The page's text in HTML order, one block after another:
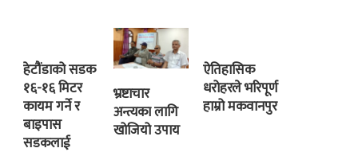
हेटौंडाको सडक
१६-१६ मिटर
कायम गर्ने र
बाइपास
सडकलाई
भ्रष्टाचार
अन्त्यका लागि
खोजियो उपाय
ऐतिहासिक
धरोहरले भरिपूर्ण
हाम्रो मकवानपुर